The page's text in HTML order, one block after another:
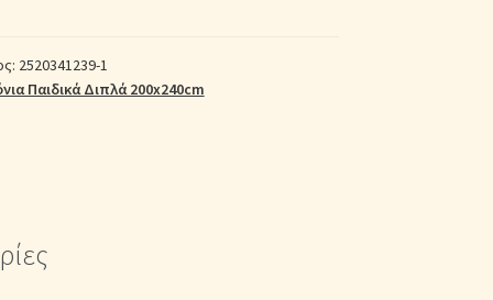
2520341239-1
Παιδικά Διπλά 200x240cm